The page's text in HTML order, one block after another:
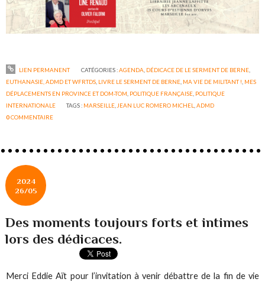
LIEN PERMANENT CATÉGORIES :AGENDA DÉDICACE DE LE SERMENT DE BERNE,
EUTHANASIE, ADMD ET WFRTDS LIVRE LE SERMENT DE BERNE MA VIE DE MILITANT ! MES
DÉPLACEMENTS EN PROVINCE ET DOM-TOM POLITIQUE FRANÇAISE POLITIQUE
INTERNATIONALE
TAGS : MARSEILLE JEAN LUC ROMERO MICHEL ,ADMD
0COMMENTAIRE
2024
26/05
Des moments toujours forts et intimes
lors des dédicaces.
Merci Eddie Aït pour l’invitation à venir débattre de la fin de vie